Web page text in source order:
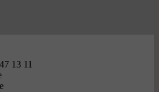
13 11